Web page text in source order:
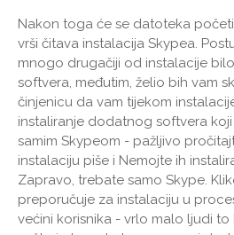
Nakon toga će se datoteka
vrši čitava instalacija Skypea.
mnogo drugačiji od instalacije
softvera, međutim, želio bih vam
činjenicu da vam tijekom
instaliranje dodatnog softvera
samim Skypeom - pažljivo
instalaciju piše i Nemojte ih
Zapravo, trebate samo Skype.
preporučuje za instalaciju u
većini korisnika - vrlo malo ljudi to